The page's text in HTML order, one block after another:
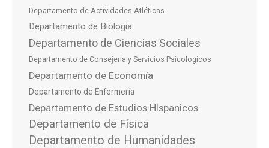
Departamento de Actividades Atléticas
Departamento de Biologia
Departamento de Ciencias Sociales
Departamento de Consejeria y Servicios Psicologicos
Departamento de Economía
Departamento de Enfermería
Departamento de Estudios HIspanicos
Departamento de Física
Departamento de Humanidades